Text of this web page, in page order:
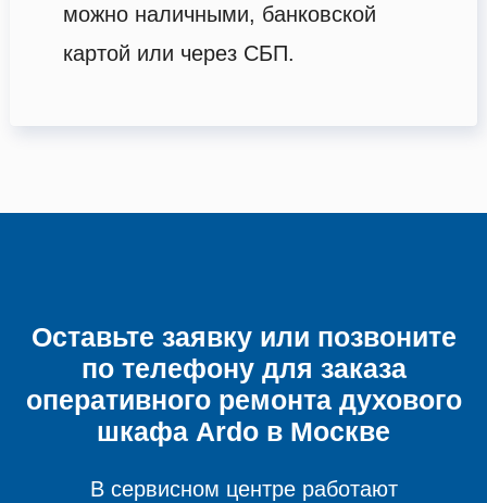
можно наличными, банковской
картой или через СБП.
Оставьте заявку или позвоните
по телефону для заказа
оперативного ремонта духового
шкафа Ardo в Москве
В сервисном центре работают